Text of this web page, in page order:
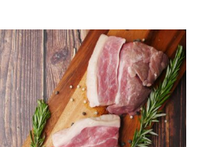
on dans l’alimentation